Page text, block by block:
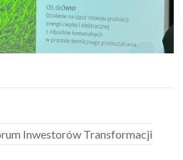
Inwestorów Transformacji